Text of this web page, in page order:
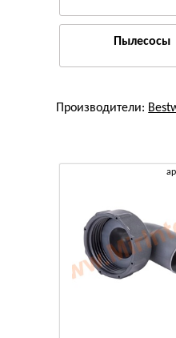
Пылесосы
Производители: